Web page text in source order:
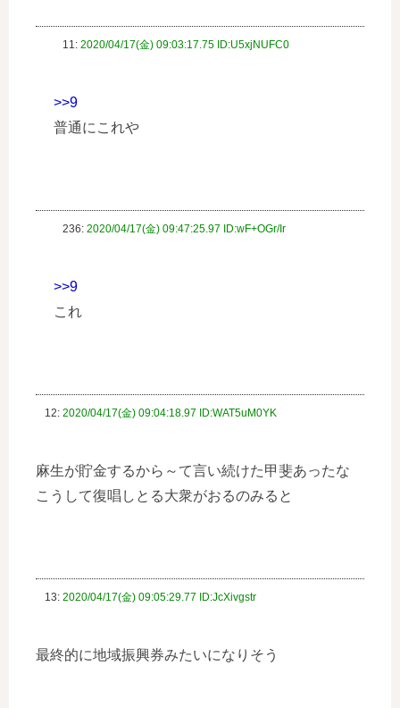
11: 2020/04/17(金) 09:03:17.75 ID:U5xjNUFC0
>>9
普通にこれや
236: 2020/04/17(金) 09:47:25.97 ID:wF+OGr/Ir
>>9
これ
12: 2020/04/17(金) 09:04:18.97 ID:WAT5uM0YK
麻生が貯金するから～て言い続けた甲斐あったな
こうして復唱しとる大衆がおるのみると
13: 2020/04/17(金) 09:05:29.77 ID:JcXivgstr
最終的に地域振興券みたいになりそう